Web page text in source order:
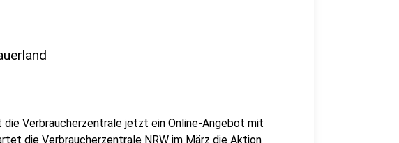
Verbraucherzentrale jetzt ein Online-Angebot mit
die Verbraucherzentrale NRW im März die Aktion